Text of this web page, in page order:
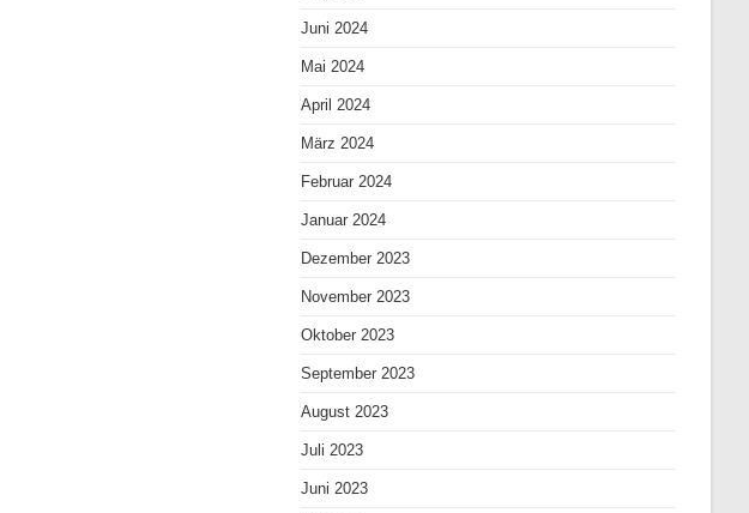
Juni 2024
Mai 2024
April 2024
März 2024
Februar 2024
Januar 2024
Dezember 2023
November 2023
Oktober 2023
September 2023
August 2023
Juli 2023
Juni 2023